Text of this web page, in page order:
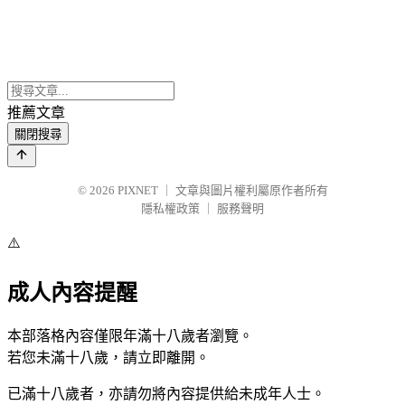
推薦文章
關閉搜尋
© 2026 PIXNET
文章與圖片權利屬原作者所有
隱私權政策
服務聲明
⚠️
成人內容提醒
本部落格內容僅限年滿十八歲者瀏覽。
若您未滿十八歲，請立即離開。
已滿十八歲者，亦請勿將內容提供給未成年人士。